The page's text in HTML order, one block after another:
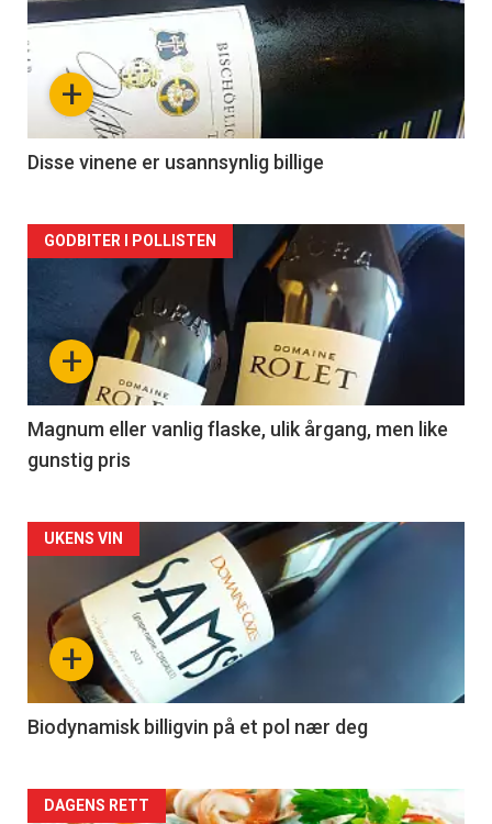
akkurat
nå
2
+
Disse vinene er usannsynlig billige
Forsiden
akkurat
nå
3
+
GODBITER I POLLISTEN
Magnum eller vanlig flaske, ulik årgang, men like
gunstig pris
Forsiden
akkurat
nå
4
+
UKENS VIN
Biodynamisk billigvin på et pol nær deg
Forsiden
DAGENS RETT